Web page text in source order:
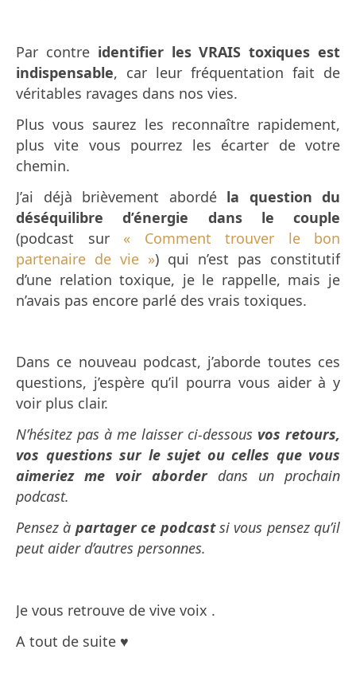
Par contre identifier les VRAIS toxiques est
indispensable, car leur fréquentation fait de
véritables ravages dans nos vies.
Plus vous saurez les reconnaître rapidement,
plus vite vous pourrez les écarter de votre
chemin.
J’ai déjà brièvement abordé la question du
déséquilibre d’énergie dans le couple
(podcast sur « Comment trouver le bon
partenaire de vie ») qui n’est pas constitutif
d’une relation toxique, je le rappelle, mais je
n’avais pas encore parlé des vrais toxiques.
Dans ce nouveau podcast, j’aborde toutes ces
questions, j’espère qu’il pourra vous aider à y
voir plus clair.
N’hésitez pas à me laisser ci-dessous vos retours,
vos questions sur le sujet ou celles que vous
aimeriez me voir aborder dans un prochain
podcast.
Pensez à partager ce podcastsi vous pensez qu’il
peut aider d’autres personnes.
Je vous retrouve de vive voix .
A tout de suite ♥